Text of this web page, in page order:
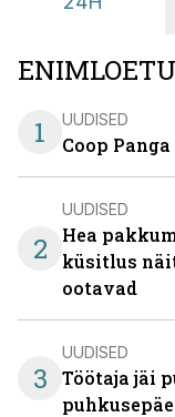
1
UUDISED
Coop
2
UUDISED
Hea
küsitlus
ootavad
3
UUDISED
Töötaja jäi